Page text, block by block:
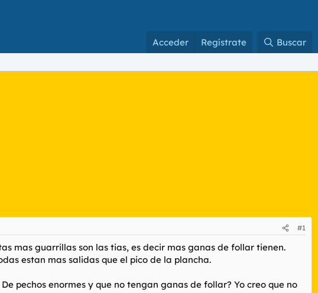
Acceder Regístrate Buscar
#1
mas guarrillas son las tias, es decir mas ganas de follar tienen.
estan mas salidas que el pico de la plancha.
pechos enormes y que no tengan ganas de follar? Yo creo que no